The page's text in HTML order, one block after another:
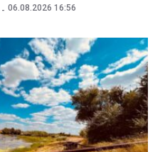
06.08.2026 16:56